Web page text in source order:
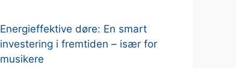
Energieffektive døre: En smart
investering i fremtiden – især for
musikere